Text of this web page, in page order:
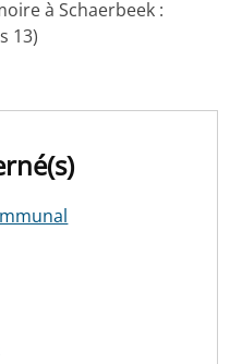
à Schaerbeek :
13)